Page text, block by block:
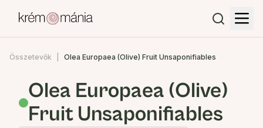
Összetevők Olea Europaea (Olive) Fruit Unsaponifiables
Olea Europaea (Olive)
Fruit Unsaponifiables